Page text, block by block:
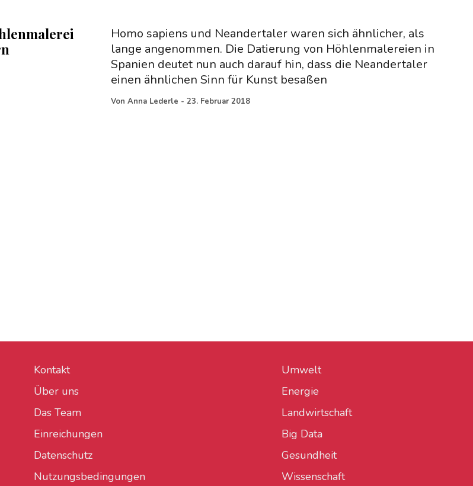
Homo sapiens und Neandertaler waren sich ähnlicher, als
lange angenommen. Die Datierung von Höhlenmalereien in
Spanien deutet nun auch darauf hin, dass die Neandertaler
einen ähnlichen Sinn für Kunst besaßen
Von Anna Lederle - 23. Februar 2018
Kontakt
Über uns
Das Team
Einreichungen
Datenschutz
Nutzungsbedingungen
Umwelt
Energie
Landwirtschaft
Big Data
Gesundheit
Wissenschaft